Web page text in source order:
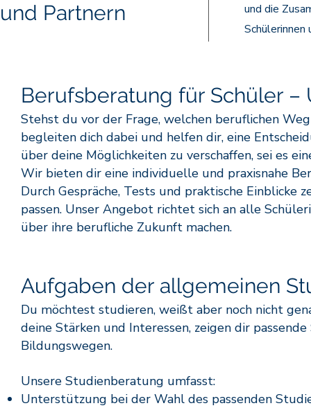
und Partnern
und die
Berufsberatung für Schüler
Stehst du vor der Frage, welchen beruflichen
begleiten dich dabei und helfen dir, eine
über deine Möglichkeiten zu verschaffen, sei es
Wir bieten dir eine individuelle und praxisnahe
Durch Gespräche, Tests und praktische Einblicke
passen. Unser Angebot richtet sich an alle
über ihre berufliche Zukunft machen.
Aufgaben der allgemeinen
Du möchtest studieren, weißt aber noch nicht
deine Stärken und Interessen, zeigen dir
Bildungswegen.
Unsere Studienberatung umfasst:
Unterstützung bei der Wahl des passenden